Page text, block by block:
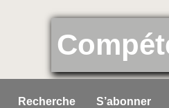
Recherche S’abonner